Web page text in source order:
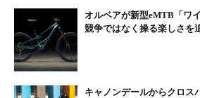
オルベアが新型eMTB「ワ
競争ではなく操る楽しさを
キャノンデールからクロス